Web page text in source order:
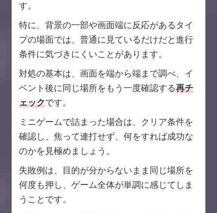
す。
特に、背景の一部や画面端に反応があるタイ
プの場面では、普通に見ているだけだと進行
条件に気づきにくいことがあります。
対処の基本は、画面を端から端まで調べ、イ
ベント後に同じ場所をもう一度確認する再チ
ェックです。
ミニゲームで詰まった場合は、クリア条件を
確認し、焦って連打せず、何をすれば成功な
のかを見極めましょう。
失敗例は、目的が分からないまま同じ場所を
何度も押し、ゲーム全体が単調に感じてしま
うことです。